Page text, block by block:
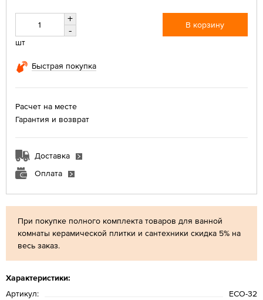
При покупке полного комплекта товаров для ванной
комнаты керамической плитки и сантехники скидка 5% на
весь заказ.
Характеристики:
Артикул:
ЕСО-32
+
-
шт
В корзину
Быстрая покупка
Расчет на месте
Гарантия и возврат
Доставка
Оплата